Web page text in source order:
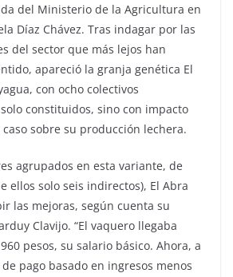
del Ministerio de la Agricultura en
Díaz Chávez. Tras indagar por las
del sector que más lejos han
apareció la granja genética El
con ocho colectivos
constituidos, sino con impacto
sobre su producción lechera.
agrupados en esta variante, de
ellos solo seis indirectos), El Abra
las mejoras, según cuenta su
Clavijo. “El vaquero llegaba
pesos, su salario básico. Ahora, a
pago basado en ingresos menos